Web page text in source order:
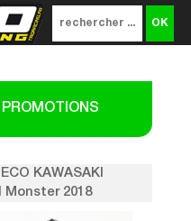
KAWASAKI
Monster 2018